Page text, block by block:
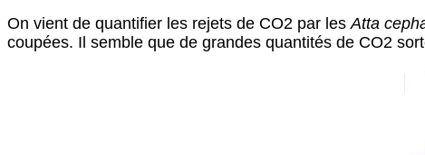
On vient de quantifier les rejets de CO2 par les Atta
coupées. Il semble que de grandes quantités de CO2